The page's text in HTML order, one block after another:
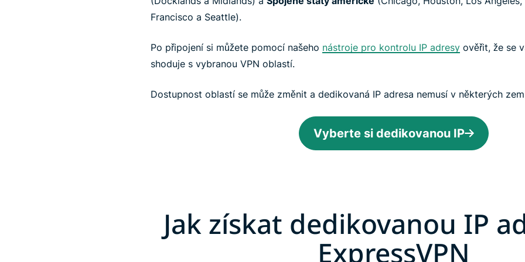
Francisco a Seattle).
Po připojení si můžete pomocí našeho nástroje pro kontrolu IP adresy ověřit, že se
shoduje s vybranou VPN oblastí.
Dostupnost oblastí se může změnit a dedikovaná IP adresa nemusí v některých
Vyberte si dedikovanou IP
Jak získat dedikovanou IP
ExpressVPN